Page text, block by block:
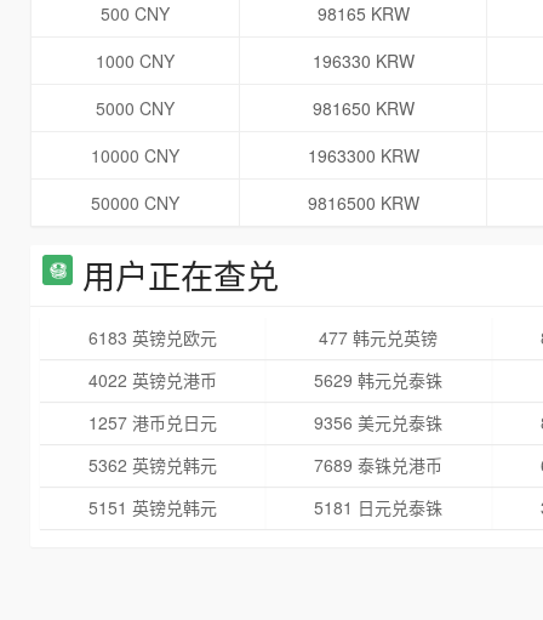
500 CNY
98165 KRW
1000 CNY
196330 KRW
5000 CNY
981650 KRW
10000 CNY
1963300 KRW
50000 CNY
9816500 KRW
用户正在查兑
6183 英镑兑欧元 477 韩元兑英镑
4022 英镑兑港币
5629 韩元兑泰铢
1257 港币兑日元
9356 美元兑泰铢
5362 英镑兑韩元
7689 泰铢兑港币
5151 英镑兑韩元
5181 日元兑泰铢